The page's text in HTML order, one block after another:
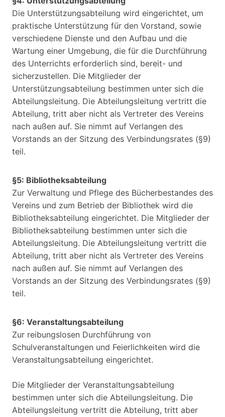
Die Unterstützungsabteilung wird eingerichtet, um
praktische Unterstützung für den Vorstand, sowie
verschiedene Dienste und den Aufbau und die
Wartung einer Umgebung, die für die Durchführung
des Unterrichts erforderlich sind, bereit- und
sicherzustellen. Die Mitglieder der
Unterstützungsabteilung bestimmen unter sich die
Abteilungsleitung. Die Abteilungsleitung vertritt die
Abteilung, tritt aber nicht als Vertreter des Vereins
nach außen auf. Sie nimmt auf Verlangen des
Vorstands an der Sitzung des Verbindungsrates (§9)
teil.
§5: Bibliotheksabteilung
Zur Verwaltung und Pflege des Bücherbestandes des
Vereins und zum Betrieb der Bibliothek wird die
Bibliotheksabteilung eingerichtet. Die Mitglieder der
Bibliotheksabteilung bestimmen unter sich die
Abteilungsleitung. Die Abteilungsleitung vertritt die
Abteilung, tritt aber nicht als Vertreter des Vereins
nach außen auf. Sie nimmt auf Verlangen des
Vorstands an der Sitzung des Verbindungsrates (§9)
teil.
§6: Veranstaltungsabteilung
Zur reibungslosen Durchführung von
Schulveranstaltungen und Feierlichkeiten wird die
Veranstaltungsabteilung eingerichtet.
Die Mitglieder der Veranstaltungsabteilung
bestimmen unter sich die Abteilungsleitung. Die
Abteilungsleitung vertritt die Abteilung, tritt aber